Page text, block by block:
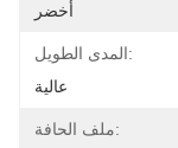
أخضر
المدى الطويل:
عالية
ملف الحافة: